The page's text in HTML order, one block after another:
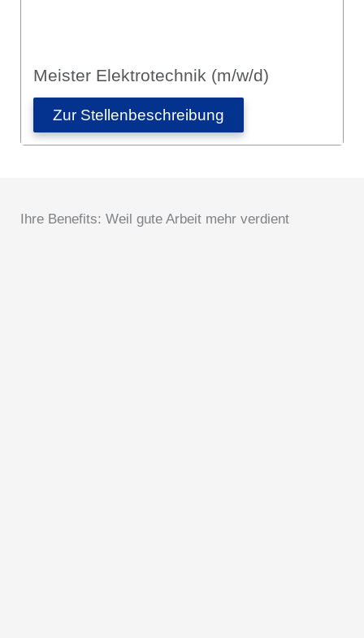
Meister Elektrotechnik (m/w/d)
Zur Stellen­­beschreibung
Ihre Benefits: Weil gute Arbeit mehr verdient